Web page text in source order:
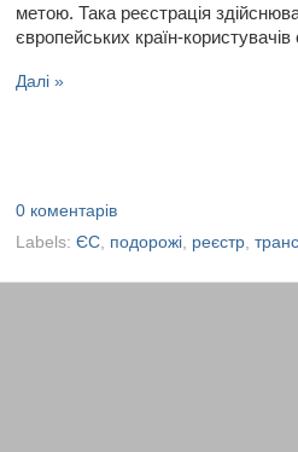
метою. Така реєстрація
європейських країн-
Далі »
0 коментарів
Labels: ЄС, подорожі, реєстр,